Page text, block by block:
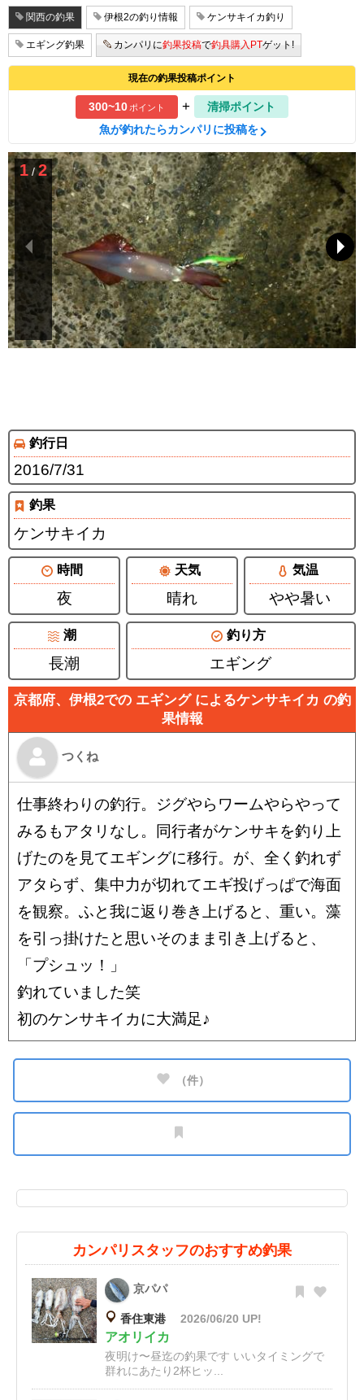
関西の釣果 伊根2の釣り情報 ケンサキイカ釣り
エギング釣果 カンパリに釣果投稿で釣具購入PTゲット!
現在の釣果投稿ポイント
300~10ポイント +
清掃ポイント
魚が釣れたらカンパリに投稿を
1 / 2
釣行日
2016/7/31
釣果
ケンサキイカ
時間
夜
天気
晴れ
気温
やや暑い
潮
長潮
釣り方
エギング
京都府、伊根2での エギング によるケンサキイカ の釣
果情報
つくね
仕事終わりの釣行。ジグやらワームやらやって
みるもアタリなし。同行者がケンサキを釣り上
げたのを見てエギングに移行。が、全く釣れず
アタらず、集中力が切れてエギ投げっぱで海面
を観察。ふと我に返り巻き上げると、重い。藻
を引っ掛けたと思いそのまま引き上げると、
「プシュッ！」
釣れていました笑
初のケンサキイカに大満足♪
（件）
カンパリスタッフのおすすめ釣果
京パパ
香住東港 2026/06/20 UP!
アオリイカ
夜明け〜昼迄の釣果です いいタイミングで
群れにあたり2杯ヒッ...